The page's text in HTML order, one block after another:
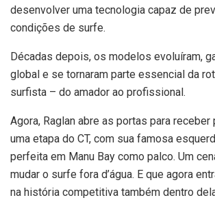
desenvolver uma tecnologia capaz de
condições de surfe.
Décadas depois, os modelos evoluíram,
global e se tornaram parte essencial da
surfista – do amador ao profissional.
Agora, Raglan abre as portas para
uma etapa do CT, com sua famosa
perfeita em Manu Bay como palco. Um
mudar o surfe fora d’água. E que agora
na história competitiva também dentro